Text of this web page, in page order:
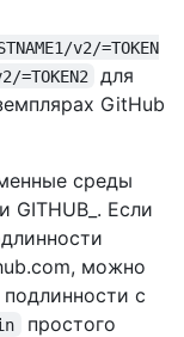
v2/=TOKEN
=TOKEN2
для
GitHub
среды
GITHUB_. Если
можно
с
простого